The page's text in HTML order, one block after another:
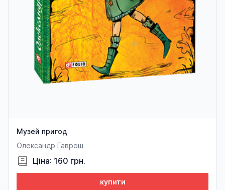
Музей пригод
Олександр Гаврош
Ціна: 160 грн.
купити